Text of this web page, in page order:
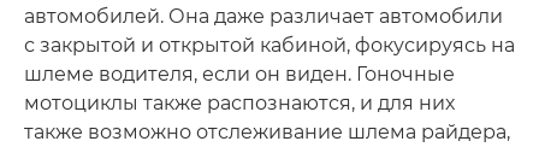
автомобилей. Она даже различает автомобили
с закрытой и открытой кабиной, фокусируясь на
шлеме водителя, если он виден. Гоночные
мотоциклы также распознаются, и для них
также возможно отслеживание шлема райдера,